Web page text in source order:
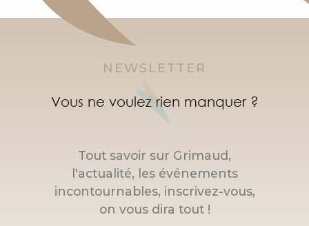
NEWSLETTER
Vous ne voulez rien manquer ?
Tout savoir sur Grimaud,
l'actualité, les événements
incontournables, inscrivez-vous,
on vous dira tout !